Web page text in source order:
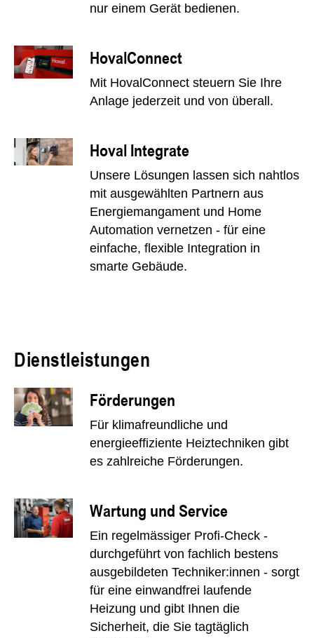
nur einem Gerät bedienen.
HovalConnect
Mit HovalConnect steuern Sie Ihre
Anlage jederzeit und von überall.
Hoval Integrate
Unsere Lösungen lassen sich nahtlos
mit ausgewählten Partnern aus
Energiemangament und Home
Automation vernetzen - für eine
einfache, flexible Integration in
smarte Gebäude.
Dienstleistungen
Förderungen
Für klimafreundliche und
energieeffiziente Heiztechniken gibt
es zahlreiche Förderungen.
Wartung und Service
Ein regelmässiger Profi-Check -
durchgeführt von fachlich bestens
ausgebildeten Techniker:innen - sorgt
für eine einwandfrei laufende
Heizung und gibt Ihnen die
Sicherheit, die Sie tagtäglich